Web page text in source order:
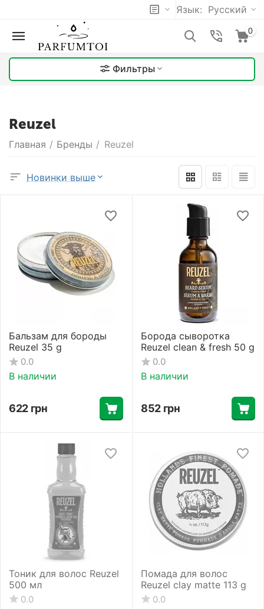
Язык: Русский
0
Фильтры
Reuzel
Главная / Бренды / Reuzel
Новинки выше
Бальзам для бороды
Reuzel 35 g
0.0
В наличии
622 грн
Борода сыворотка
Reuzel clean & fresh 50 g
0.0
В наличии
852 грн
Тоник для волос Reuzel
500 мл
0.0
Помада для волос
Reuzel clay matte 113 g
0.0